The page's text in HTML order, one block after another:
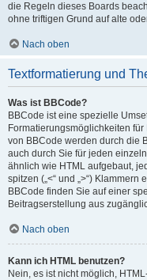
die Regeln dieses Boards
ohne triftigen Grund auf alte
Nach oben
Textformatierung und
Was ist BBCode?
BBCode ist eine spezielle
Formatierungsmöglichkeiten
von BBCode werden durch die
auch durch Sie für jeden
ähnlich wie HTML aufgebaut,
spitzen („<“ und „>“)
BBCode finden Sie auf einer
Beitragserstellung aus
Nach oben
Kann ich HTML benutzen?
Nein, es ist nicht möglich,